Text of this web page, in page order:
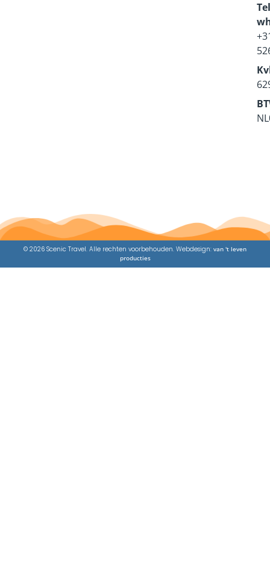
© 2026 Scenic Travel. Alle rechten voorbehouden. Webdesign: van 't leven
producties